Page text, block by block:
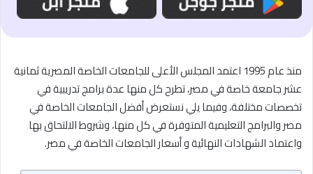
منذ عام 1995 اعتمد المجلس الأعلى للجامعات الخاصة المصرية ثمانية
عشر جامعة خاصة في مصر، تطرح كل منها عدة برامج تدريبية في
تخصصات مختلفة، وفيما يلي نستعرض أفضل الجامعات الخاصة في
مصر والبرامج التعليمية المتوفرة في كل منها، وشروط الالتحاق بها
واعتماد الشهادات النهائية و أسعار الجامعات الخاصة في مصر.